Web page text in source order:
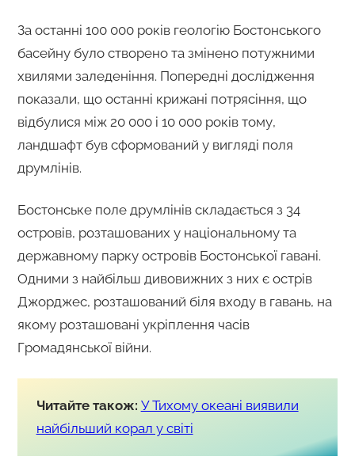
За останні 100 000 років геологію Бостонського
басейну було створено та змінено потужними
хвилями заледеніння. Попередні дослідження
показали, що останні крижані потрясіння, що
відбулися між 20 000 і 10 000 років тому,
ландшафт був сформований у вигляді поля
друмлінів.
Бостонське поле друмлінів складається з 34
островів, розташованих у національному та
державному парку островів Бостонської гавані.
Одними з найбільш дивовижних з них є острів
Джорджес, розташований біля входу в гавань, на
якому розташовані укріплення часів
Громадянської війни.
Читайте також: У Тихому океані виявили
найбільший корал у світі